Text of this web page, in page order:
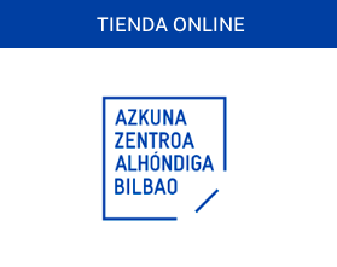
TIENDA ONLINE